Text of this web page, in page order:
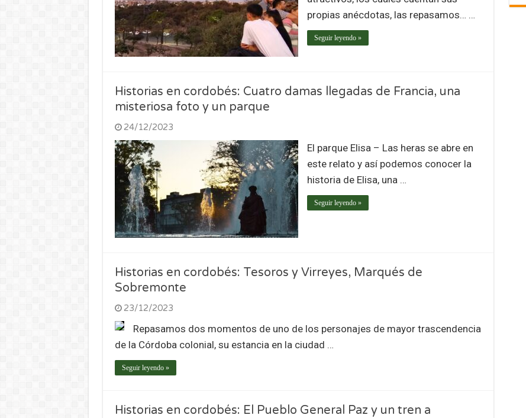
propias anécdotas, las repasamos… …
Seguir leyendo »
Historias en cordobés: Cuatro damas llegadas de Francia, una
misteriosa foto y un parque
24/12/2023
El parque Elisa – Las heras se abre en
este relato y así podemos conocer la
historia de Elisa, una …
Seguir leyendo »
Historias en cordobés: Tesoros y Virreyes, Marqués de
Sobremonte
23/12/2023
Repasamos dos momentos de uno de los personajes de mayor trascendencia
de la Córdoba colonial, su estancia en la ciudad …
Seguir leyendo »
Historias en cordobés: El Pueblo General Paz y un tren a